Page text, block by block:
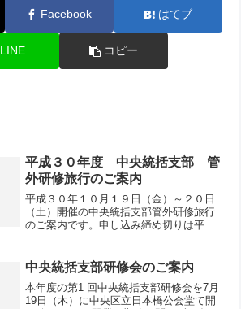
Facebook はてブ
LINE コピー
平成３０年度 中央統括支部 管
外研修旅行のご案内
平成３０年１０月１９日（金）～２０日
（土）開催の中央統括支部管外研修旅行
のご案内です。申し込み締め切りは平成
中央統括支部研修会のご案内
本年度の第1 回中央統括支部研修会を7月
19日（木）に中央区立日本橋公会堂て開